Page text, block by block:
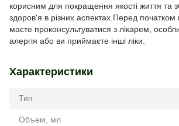
корисним для покращення якості життя та
здоров'я в різних аспектах.Перед
маєте проконсультуватися з лікарем,
алергія або ви приймаєте інші ліки.
Характеристики
Тип
Объем, мл